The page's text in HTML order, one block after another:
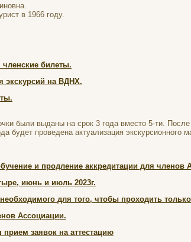
в 1966 году.
билеты.
экскурсий на ВДНХ.
были выданы на срок 3 года вместо 5-ти.
будет проведена актуализация
и продление аккредитации для членов
июнь и июль 2023г.
для того, чтобы проходить только
Ассоциации.
заявок на аттестацию